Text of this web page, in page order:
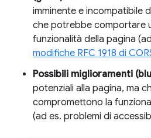
imminente e incompatibile
che potrebbe comportare
funzionalità della pagina
modifiche RFC 1918 di
Possibili miglioramenti
potenziali alla pagina, ma
compromettono la
(ad es. problemi di